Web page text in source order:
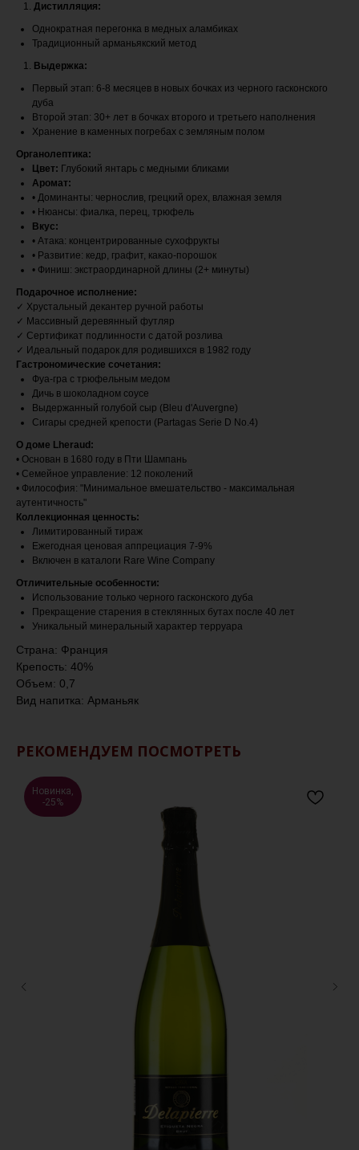
Дистилляция:
Однократная перегонка в медных аламбиках
Традиционный арманьякский метод
Выдержка:
Первый этап: 6-8 месяцев в новых бочках из черного гасконского
дуба
Второй этап: 30+ лет в бочках второго и третьего наполнения
Хранение в каменных погребах с земляным полом
Органолептика:
Цвет: Глубокий янтарь с медными бликами
Аромат:
• Доминанты: чернослив, грецкий орех, влажная земля
• Нюансы: фиалка, перец, трюфель
Вкус:
• Атака: концентрированные сухофрукты
• Развитие: кедр, графит, какао-порошок
• Финиш: экстраординарной длины (2+ минуты)
Подарочное исполнение:
✓ Хрустальный декантер ручной работы
✓ Массивный деревянный футляр
✓ Сертификат подлинности с датой розлива
✓ Идеальный подарок для родившихся в 1982 году
Гастрономические сочетания:
Фуа-гра с трюфельным медом
Дичь в шоколадном соусе
Выдержанный голубой сыр (Bleu d'Auvergne)
Сигары средней крепости (Partagas Serie D No.4)
О доме Lheraud:
• Основан в 1680 году в Пти Шампань
• Семейное управление: 12 поколений
• Философия: "Минимальное вмешательство - максимальная
аутентичность"
Коллекционная ценность:
Лимитированный тираж
Ежегодная ценовая аппрециация 7-9%
Включен в каталоги Rare Wine Company
Отличительные особенности:
Использование только черного гасконского дуба
Прекращение старения в стеклянных бутах после 40 лет
Уникальный минеральный характер терруара
Страна: Франция
Крепость: 40%
Объем: 0,7
Вид напитка: Арманьяк
РЕКОМЕНДУЕМ ПОСМОТРЕТЬ
Новинка,
-25%